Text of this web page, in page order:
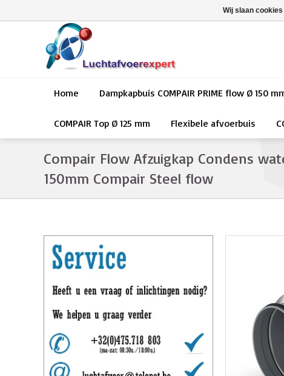
Home Dampkapbuis COMPAIR PRIME flow Ø 150
COMPAIR Top Ø 125 mm Flexibele afvoerbuis
Compair Flow Afzuigkap Condens
150mm Compair Steel flow
Wij slaan